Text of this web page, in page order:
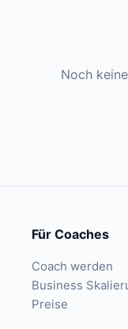
Noch
Für Coaches
Coach werden
Business
Preise